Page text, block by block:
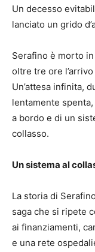
Un decesso
lanciato un grido
Serafino è morto
oltre tre ore
Un’attesa infinita,
lentamente
a bordo e di un
collasso.
Un sistema al
La storia di
saga che si ripete
ai finanziamenti,
e una rete